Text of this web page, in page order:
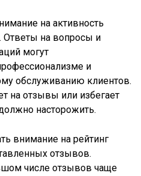
на активность
Ответы на вопросы и
могут
и
обслуживанию клиентов.
на отзывы или избегает
насторожить.
внимание на рейтинг
отзывов.
числе отзывов чаще